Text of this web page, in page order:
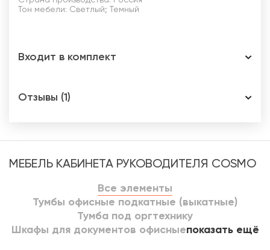
Тон мебели: Светлый; Темный
Входит в комплект
Отзывы (1)
МЕБЕЛЬ КАБИНЕТА РУКОВОДИТЕЛЯ COSMO
Все элементы
Тумбы офисные подкатные (выкатные)
Тумба под оргтехнику
Шкафы для документов офисныепоказать ещё